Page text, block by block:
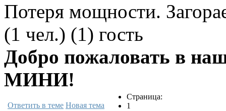
Потеря мощности.
(1 чел.) (1) гость
Добро пожаловать в
МИНИ!
Ответить в теме Новая тема
Страница:
1